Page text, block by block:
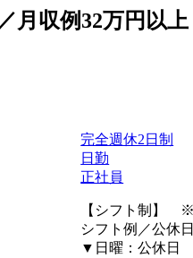
月収例32万円以
完全週休2日制
日勤
正社員
【シフト制】
シフト例／公休
▼日曜：公休日